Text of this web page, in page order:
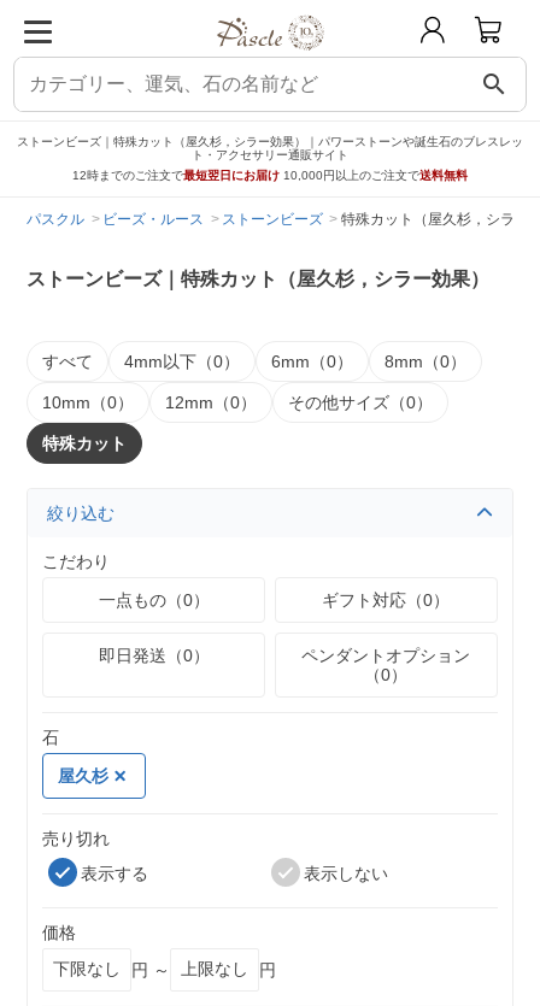
search
ストーンビーズ｜特殊カット（屋久杉，シラー効果）｜パワーストーンや誕生石のブレスレッ
ト・アクセサリー通販サイト
12時までのご注文で最短翌日にお届け 10,000円以上のご注文で送料無料
パスクル ビーズ・ルース ストーンビーズ 特殊カット（屋久杉，シラー
ストーンビーズ｜特殊カット（屋久杉，シラー効果）
すべて 4mm以下（0） 6mm（0） 8mm（0）
10mm（0） 12mm（0） その他サイズ（0）
特殊カット
絞り込む
こだわり
一点もの（0）
ギフト対応（0）
即日発送（0）
ペンダントオプション
（0）
石
屋久杉
売り切れ
表示する
表示しない
価格
円 ～
円